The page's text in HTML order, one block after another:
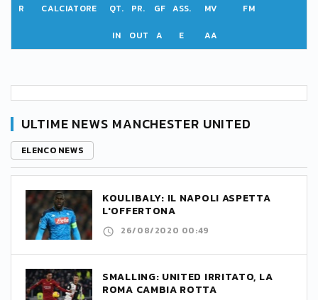
R CALCIATORE QT. PR. GF ASS. MV FM
IN OUT A E AA
ULTIME NEWS MANCHESTER UNITED
ELENCO NEWS
KOULIBALY: IL NAPOLI ASPETTA
L'OFFERTONA
26/08/2020 00:49
SMALLING: UNITED IRRITATO, LA
ROMA CAMBIA ROTTA